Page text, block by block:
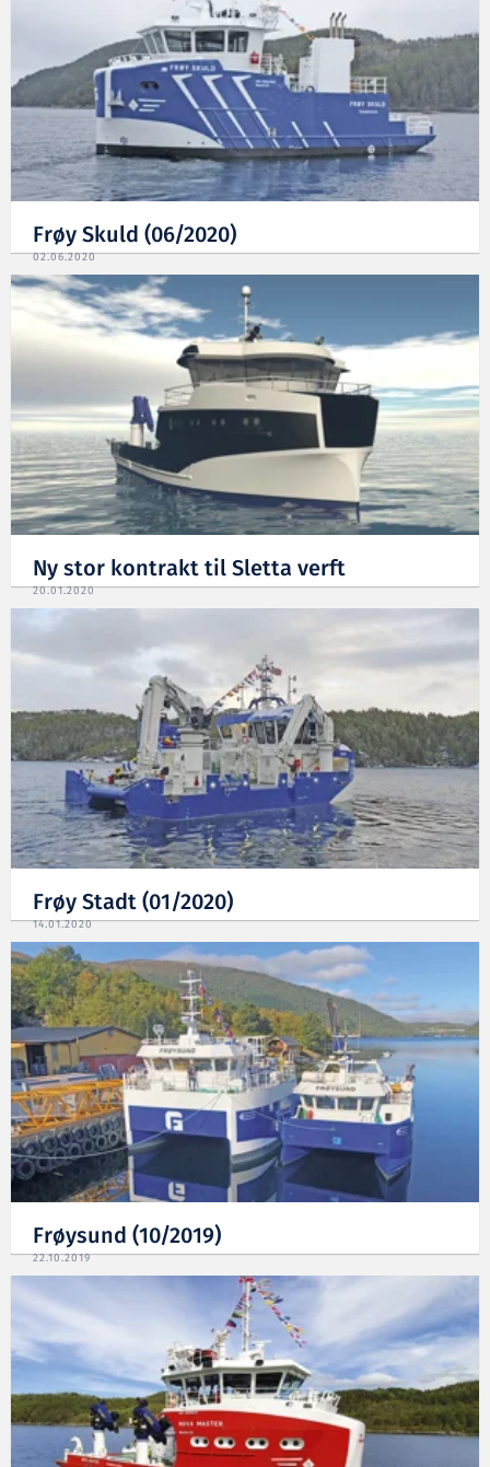
Frøy Skuld (06/2020)
02.06.2020
Ny stor kontrakt til Sletta verft
20.01.2020
Frøy Stadt (01/2020)
14.01.2020
Frøysund (10/2019)
22.10.2019